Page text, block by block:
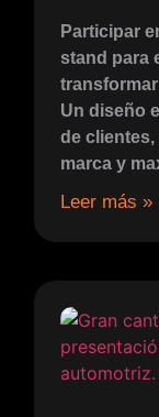
Participar
stand para
Un diseño
de
marca y
Leer más »​